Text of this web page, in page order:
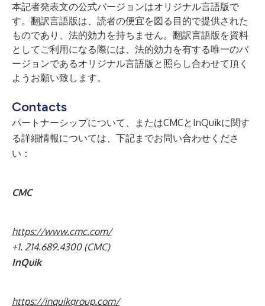
本記者発表文の公式バージョンはオリジナル言語版で
す。翻訳言語版は、読者の便宜を図る目的で提供された
ものであり、法的効力を持ちません。翻訳言語版を資料
としてご利用になる際には、法的効力を有する唯一のバ
ージョンであるオリジナル言語版と照らし合わせて頂く
ようお願い致します。
Contacts
パートナーシップについて、またはCMCとInQuikに関す
る詳細情報については、下記までお問い合わせくださ
い：
CMC
https://www.cmc.com/
+1. 214.689.4300 (CMC)
InQuik
https://inquikgroup.com/